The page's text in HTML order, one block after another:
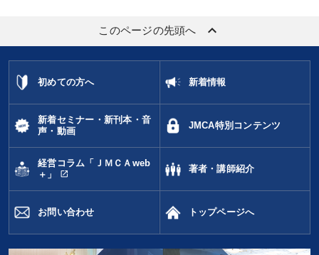
このページの先頭へ keyboard_arrow_up
初めての方へ 新着情報
新着セミナー・新刊本・音
声・動画
JMCA特別コンテンツ
経営コラム「ＪＭＣＡweb
＋」
open_in_new
著者・講師紹介
お問い合わせ トップページへ